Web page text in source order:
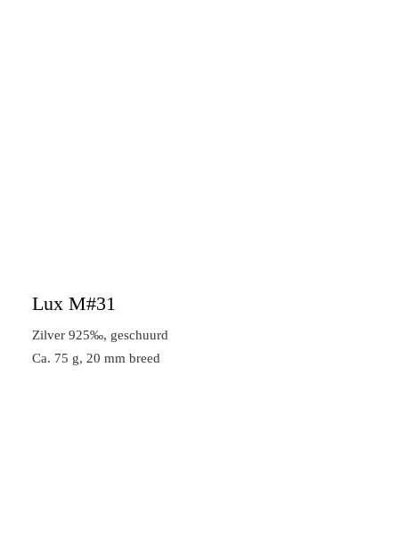
Lux M#31
Zilver 925‰, geschuurd
Ca. 75 g, 20 mm breed